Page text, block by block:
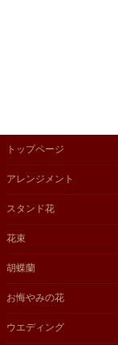
トップページ
アレンジメント
スタンド花
花束
胡蝶蘭
お悔やみの花
ウエディング